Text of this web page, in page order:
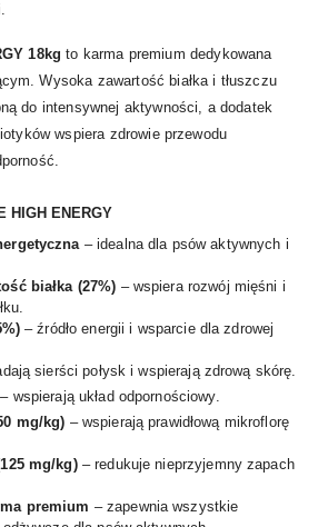
18kg to karma premium dedykowana
Wysoka zawartość białka i tłuszczu
do intensywnej aktywności, a dodatek
wspiera zdrowie przewodu
HIGH ENERGY
– idealna dla psów aktywnych i
białka (27%) – wspiera rozwój mięśni i
– źródło energii i wsparcie dla zdrowej
sierści połysk i wspierają zdrową skórę.
– wspierają układ odpornościowy.
mg/kg) – wspierają prawidłową mikroflorę
mg/kg)– redukuje nieprzyjemny zapach
premium – zapewnia wszystkie